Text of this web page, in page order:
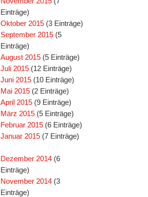
Einträge)
Oktober 2015 (3 Einträge)
September 2015 (5
Einträge)
August 2015 (5 Einträge)
Juli 2015 (12 Einträge)
Juni 2015 (10 Einträge)
Mai 2015 (2 Einträge)
April 2015 (9 Einträge)
März 2015 (5 Einträge)
Februar 2015 (6 Einträge)
Januar 2015 (7 Einträge)
Dezember 2014 (6
Einträge)
November 2014 (3
Einträge)